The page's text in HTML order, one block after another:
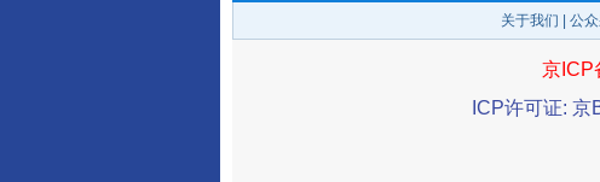
关于我们 公
京ICP
ICP许可证: